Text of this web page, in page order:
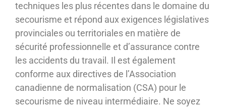
techniques les plus récentes dans le domaine du
secourisme et répond aux exigences législatives
provinciales ou territoriales en matière de
sécurité professionnelle et d’assurance contre
les accidents du travail. Il est également
conforme aux directives de l’Association
canadienne de normalisation (CSA) pour le
secourisme de niveau intermédiaire. Ne soyez